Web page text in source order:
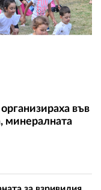
във
минералната